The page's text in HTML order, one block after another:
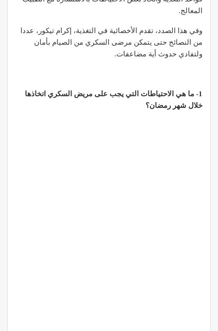
المعالج.
وفي هذا الصدد، تقدم الأخصائية في التغذية، إكرام تيكور، عددا
من النصائح حتى يتمكن مرضى السكري من الصيام بأمان
ولتفادي حدوث أية مضاعفات.
1- ما هي الاحتياطات التي يجب على مريض السكري اتخاذها
خلال شهر رمضان؟